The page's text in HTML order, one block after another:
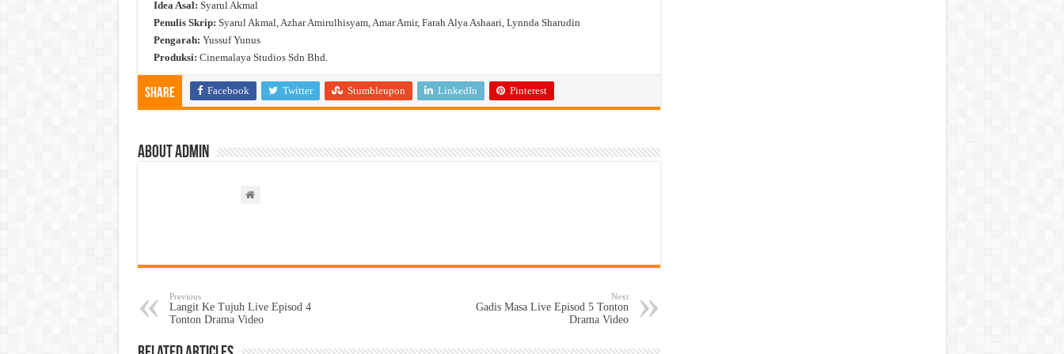
Idea Asal: Syarul Akmal
Penulis Skrip: Syarul Akmal, Azhar Amirulhisyam, Amar Amir, Farah Alya Ashaari, Lynnda Sharudin
Pengarah: Yussuf Yunus
Produksi: Cinemalaya Studios Sdn Bhd.
Share Facebook Twitter Stumbleupon LinkedIn Pinterest
About admin
Previous
Langit Ke Tujuh Live Episod 4
Tonton Drama Video
Next
Gadis Masa Live Episod 5 Tonton
Drama Video